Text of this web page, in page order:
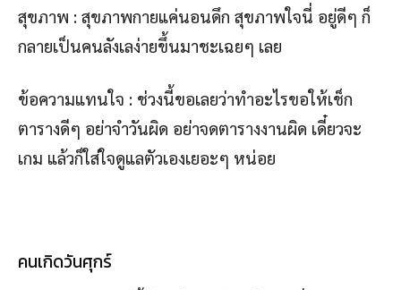
สุขภาพ : สุขภาพกายแค่นอนดึก สุขภาพใจนี่ อยู่ดีๆ ก็
กลายเป็นคนลังเลง่ายขึ้นมาชะเฉยๆ เลย
ข้อความแทนใจ : ช่วงนี้ขอเลยว่าทำอะไรขอให้เช็ก
ตารางดีๆ อย่าจำวันผิด อย่าจดตารางงานผิด เดี๋ยวจะ
เกม แล้วก็ใส่ใจดูแลตัวเองเยอะๆ หน่อย
คนเกิดวันศุกร์